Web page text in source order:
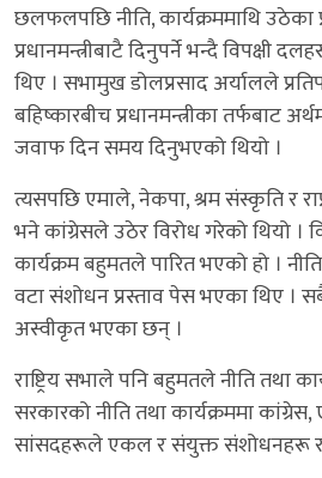
छलफलपछि नीति, कार्यक्रममाथि उठेका
प्रधानमन्त्रीबाटै दिनुपर्ने भन्दै विपक्षी
थिए । सभामुख डोलप्रसाद अर्यालले
बहिष्कारबीच प्रधानमन्त्रीका तर्फबाट
जवाफ दिन समय दिनुभएको थियो ।
त्यसपछि एमाले, नेकपा, श्रम संस्कृति र
भने कांग्रेसले उठेर विरोध गरेको थियो ।
कार्यक्रम बहुमतले पारित भएको हो ।
वटा संशोधन प्रस्ताव पेस भएका थिए ।
अस्वीकृत भएका छन् ।
राष्ट्रिय सभाले पनि बहुमतले नीति तथा
सरकारको नीति तथा कार्यक्रममा
सांसदहरूले एकल र संयुक्त संशोधनहरू